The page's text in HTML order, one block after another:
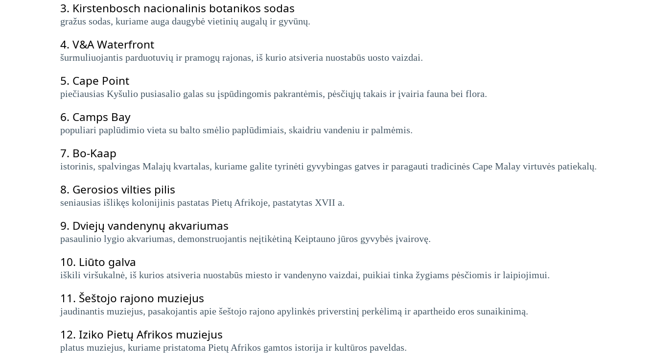
3. Kirstenbosch nacionalinis botanikos sodas
gražus sodas, kuriame auga daugybė vietinių augalų ir gyvūnų.
4. V&A Waterfront
šurmuliuojantis parduotuvių ir pramogų rajonas, iš kurio atsiveria nuostabūs uosto vaizdai.
5. Cape Point
piečiausias Kyšulio pusiasalio galas su įspūdingomis pakrantėmis, pėsčiųjų takais ir įvairia fauna bei flora.
6. Camps Bay
populiari paplūdimio vieta su balto smėlio paplūdimiais, skaidriu vandeniu ir palmėmis.
7. Bo-Kaap
istorinis, spalvingas Malajų kvartalas, kuriame galite tyrinėti gyvybingas gatves ir paragauti tradicinės Cape Malay virtuvės patiekalų.
8. Gerosios vilties pilis
seniausias išlikęs kolonijinis pastatas Pietų Afrikoje, pastatytas XVII a.
9. Dviejų vandenynų akvariumas
pasaulinio lygio akvariumas, demonstruojantis neįtikėtiną Keiptauno jūros gyvybės įvairovę.
10. Liūto galva
iškili viršukalnė, iš kurios atsiveria nuostabūs miesto ir vandenyno vaizdai, puikiai tinka žygiams pėsčiomis ir laipiojimui.
11. Šeštojo rajono muziejus
jaudinantis muziejus, pasakojantis apie šeštojo rajono apylinkės priverstinį perkėlimą ir apartheido eros sunaikinimą.
12. Iziko Pietų Afrikos muziejus
platus muziejus, kuriame pristatoma Pietų Afrikos gamtos istorija ir kultūros paveldas.